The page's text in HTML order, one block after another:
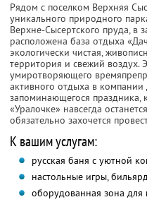
Рядом с поселком Верхняя
уникального природного
Верхне-Сысертского пруда, в
расположена база отдыха
экологически чистая,
территория и свежий воздух.
умиротворяющего
активного отдыха в компании
запоминающегося праздника,
«Уралочке» навсегда
обязательно захочется
К вашим услугам:
русская баня с уютной
настольные игры,
оборудованная зона